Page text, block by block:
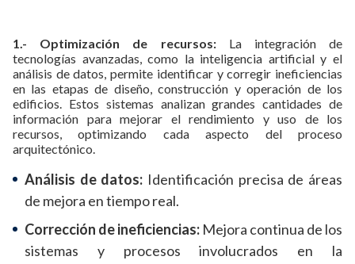
1.- Optimización de recursos: La integración de
tecnologías avanzadas, como la inteligencia artificial y el
análisis de datos, permite identificar y corregir ineficiencias
en las etapas de diseño, construcción y operación de los
edificios. Estos sistemas analizan grandes cantidades de
información para mejorar el rendimiento y uso de los
recursos, optimizando cada aspecto del proceso
arquitectónico.
Análisis de datos: Identificación precisa de áreas
de mejora en tiempo real.
Corrección de ineficiencias: Mejora continua de los
sistemas y procesos involucrados en la